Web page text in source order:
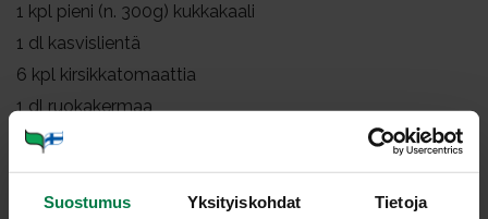
Suostumus Yksityiskohdat Tietoja
1 kpl pieni (n. 300g) kukkakaali
1 dl kasvislientä
6 kpl kirsikkatomaattia
1dl ruokakermaa
tuoretta korianteria
Kuori perunat, sipulit ja valkosipulinkynnet.